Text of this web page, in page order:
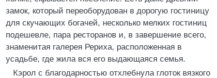
замок, который переоборудован в дорогую гостиницу
для скучающих богачей, несколько мелких гостиниц
подешевле, пара ресторанов и, в завершение всего,
знаменитая галерея Рериха, расположенная в
усадьбе, где жила вся его выдающаяся семья.
Кэрол с благодарностью отхлебнула глоток вязкого